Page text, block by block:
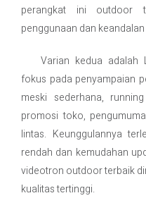
perangkat ini outdoor
penggunaan dan
Varian kedua adalah
fokus pada penyampaian
meski sederhana,
promosi toko,
lintas. Keunggulannya
rendah dan kemudahan
videotron outdoor terbaik
kualitas tertinggi.